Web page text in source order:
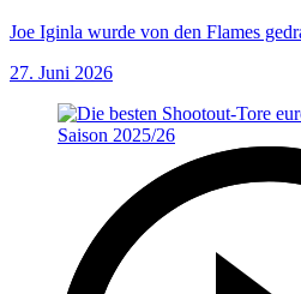
Joe Iginla wurde von den Flames
27. Juni 2026